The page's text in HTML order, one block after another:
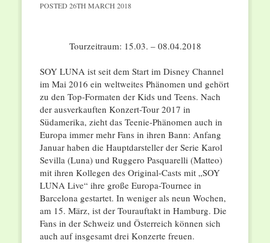
POSTED 26TH MARCH 2018
Tourzeitraum: 15.03. – 08.04.2018
SOY LUNA ist seit dem Start im Disney Channel
im Mai 2016 ein weltweites Phänomen und gehört
zu den Top-Formaten der Kids und Teens. Nach
der ausverkauften Konzert-Tour 2017 in
Südamerika, zieht das Teenie-Phänomen auch in
Europa immer mehr Fans in ihren Bann: Anfang
Januar haben die Hauptdarsteller der Serie Karol
Sevilla (Luna) und Ruggero Pasquarelli (Matteo)
mit ihren Kollegen des Original-Casts mit „SOY
LUNA Live“ ihre große Europa-Tournee in
Barcelona gestartet. In weniger als neun Wochen,
am 15. März, ist der Tourauftakt in Hamburg. Die
Fans in der Schweiz und Österreich können sich
auch auf insgesamt drei Konzerte freuen.